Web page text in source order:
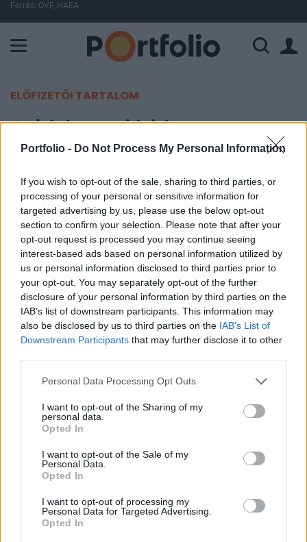
Portfolio - Do Not Process My Personal Information
If you wish to opt-out of the sale, sharing to third parties, or
processing of your personal or sensitive information for
targeted advertising by us, please use the below opt-out
section to confirm your selection. Please note that after your
opt-out request is processed you may continue seeing
interest-based ads based on personal information utilized by
us or personal information disclosed to third parties prior to
your opt-out. You may separately opt-out of the further
disclosure of your personal information by third parties on the
IAB’s list of downstream participants. This information may
also be disclosed by us to third parties on the IAB’s List of
Downstream Participants that may further disclose it to other
Personal Data Processing Opt Outs
I want to opt-out of the Sharing of my
personal data.
Opted In
I want to opt-out of the Sale of my
Personal Data.
Opted In
I want to opt-out of processing my
Personal Data for Targeted Advertising.
Opted In
Forrás: OVF, HAEA
ELŐFIZETŐI TARTALOM
11 képben az idei év
2014. december 31. 15:05
Bejelentések, miniszteri előadások, ex-
miniszterek vitája, vezérigazgatói kerekasztalok,
iparági panelbeszélgetések, parázs szakmai viták:
mi így láttuk a 2014-es évet a Portfolio
konferenciáin. Szigorúan szubjektív képgalériánk
2014-ről.
Biztosítás konferenciánk egyik panelbeszélgetésében a
hazai biztosítóknál dolgozó külföldi vezérigazgatók vettek
szinten beszéli a magyar nyelvet közöttük, és van olyan is,
közönség soraiban mindenesetre sokan rádöbbenhettek,
hogy életveszélyes magyarul...
KEDVES OLVASÓNK!
A keresett cikk a portfolio.hu hírarchívumához
tartozik, melynek olvasása előfizetéses